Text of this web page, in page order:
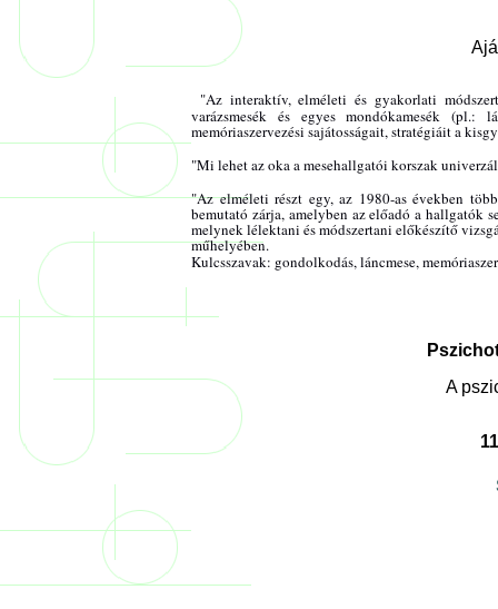
"Az interaktív, elméleti és gyakorlati
varázsmesék és egyes mondókamesék (pl.:
memóriaszervezési sajátosságait, stratégiáit a
"Mi lehet az oka a mesehallgatói korszak
"Az elméleti részt egy, az 1980-as években
bemutató zárja, amelyben az előadó a hallgatók
melynek lélektani és módszertani előkészítő
műhelyében.
Kulcsszavak: gondolkodás, láncmese,
A